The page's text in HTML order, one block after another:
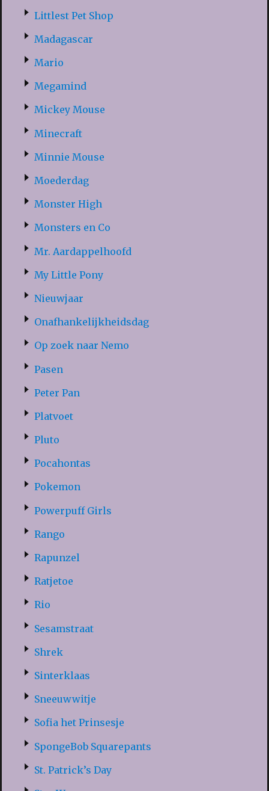
Littlest Pet Shop
Madagascar
Mario
Megamind
Mickey Mouse
Minecraft
Minnie Mouse
Moederdag
Monster High
Monsters en Co
Mr. Aardappelhoofd
My Little Pony
Nieuwjaar
Onafhankelijkheidsdag
Op zoek naar Nemo
Pasen
Peter Pan
Platvoet
Pluto
Pocahontas
Pokemon
Powerpuff Girls
Rango
Rapunzel
Ratjetoe
Rio
Sesamstraat
Shrek
Sinterklaas
Sneeuwwitje
Sofia het Prinsesje
SpongeBob Squarepants
St. Patrick’s Day